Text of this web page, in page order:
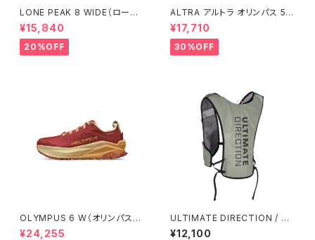
LONE PEAK 8 WIDE（ローン
ピーク 8 ワイド） ウィメンズ BL
ACK/GRAY
¥15,840
20%OFF
ALTRA アルトラ オリンパス 5
メンズ Navy
¥17,710
30%OFF
OLYMPUS 6 W（オリンパス
6）ウィメンズ Red/Orange
¥24,255
ULTIMATE DIRECTION / ア
ルティメット ディレクション Tar
¥12,100